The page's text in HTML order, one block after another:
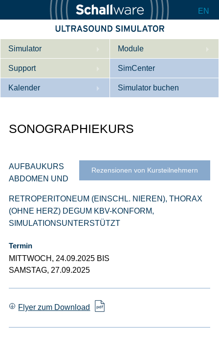
EN
Simulator
Beschreibung
Innere Medizin
Geburtshilfe / Gyn
Product Sheet
Module
Support
Wer wir sind
Downloads
SimCenter
Kalender
Referenzen
Simulator buchen
SONOGRAPHIEKURS
Rezensionen von Kursteilnehmern
AUFBAUKURS
ABDOMEN UND
RETROPERITONEUM (EINSCHL. NIEREN), THORAX
(OHNE HERZ) DEGUM KBV-KONFORM,
SIMULATIONSUNTERSTÜTZT
Termin
MITTWOCH, 24.09.2025 BIS
SAMSTAG, 27.09.2025
Flyer zum Download